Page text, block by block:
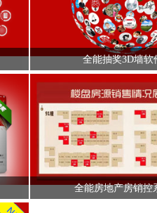
全能抽奖3D墙软
全能房地产房销控